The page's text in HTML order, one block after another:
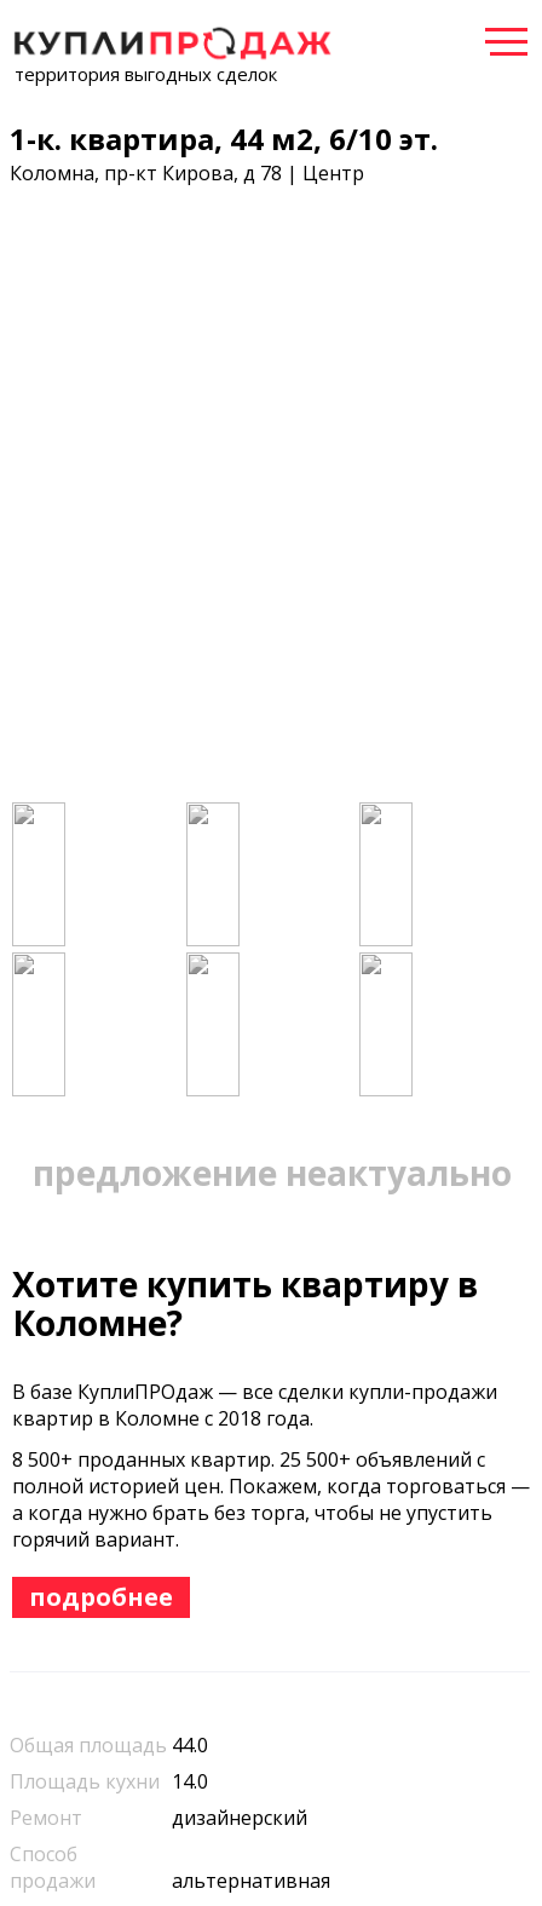
территория выгодных сделок
1-к. квартира, 44 м2, 6/10 эт.
Коломна, пр-кт Кирова, д 78 | Центр
предложение неактуально
Хотите купить квартиру в
Коломне?
В базе КуплиПРОдаж — все сделки купли-продажи
квартир в Коломне с 2018 года.
8 500+ проданных квартир. 25 500+ объявлений с
полной историей цен. Покажем, когда торговаться —
а когда нужно брать без торга, чтобы не упустить
горячий вариант.
подробнее
Общая площадь 44.0
Площадь кухни 14.0
Ремонт
дизайнерский
Способ
продажи
альтернативная